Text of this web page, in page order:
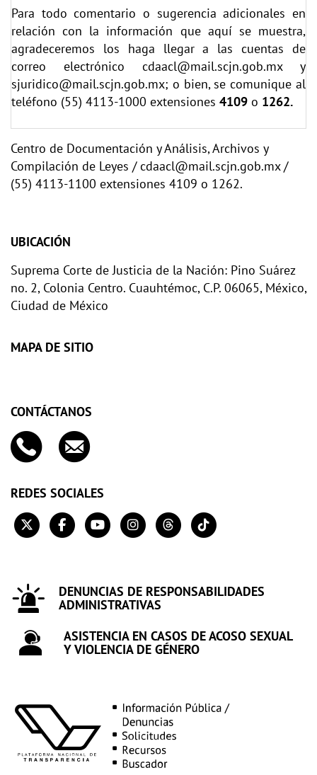
Para todo comentario o sugerencia adicionales en
relación con la información que aquí se muestra,
agradeceremos los haga llegar a las cuentas de
correo electrónico cdaacl@mail.scjn.gob.mxy
sjuridico@mail.scjn.gob.mx; o bien, se comunique al
teléfono (55) 4113-1000 extensiones 4109 o 1262.
Centro de Documentación y Análisis, Archivos y
Compilación de Leyes / cdaacl@mail.scjn.gob.mx /
(55) 4113-1100 extensiones 4109 o 1262.
UBICACIÓN
Suprema Corte de Justicia de la Nación: Pino Suárez
no. 2, Colonia Centro. Cuauhtémoc, C.P. 06065, México,
Ciudad de México
MAPA DE SITIO
CONTÁCTANOS
REDES SOCIALES
DENUNCIAS DE RESPONSABILIDADES
ADMINISTRATIVAS
ASISTENCIA EN CASOS DE ACOSO SEXUAL
Y VIOLENCIA DE GÉNERO